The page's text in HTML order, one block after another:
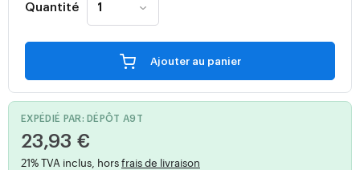
Quantité
Ajouter au panier
EXPÉDIÉ PAR: DÉPÔT A9T
23,93 €
21% TVA inclus, horsfrais de livraison